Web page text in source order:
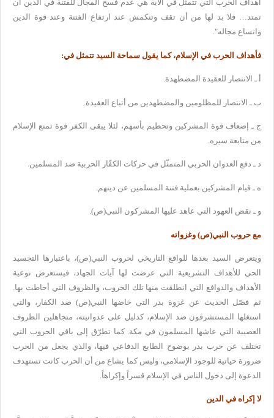
أهداف الحرب التي تتمثّل في الآية هي عدم فسح المجال للفتنة في الدين أن
تمتد… فلا بد لها من أن تقف وتنكمش عند ارتفاع الفتنة وعند قوة الدين
واتساع مجاله".
فأهداف الحرب في الإسلام، كما يقول سماحة السيد تتمثل في:
أ ـ الانتصار للعقيدة المضطهدة.
ب ـ الانتصار للمظلومين والمضطهدين من أتباع العقيدة
ج ـ إضعاف قوة المشركين وتحطيم بأسهم، لئلا يبقى الكفر قوة تمنع الإسلام
من متابعة سيره.
د ـ دفع العدوان الحربي المتمثّل في حركات الكفّار الحربية ضد المسلمين.
ه ـ قيام المشركين بعملية فتنة المسلمين عن دينهم
و ـ نقض العهود التي عاهد عليها المشركون النبي(ص).
مع حروب النبي(ص) وغزواته
ويتعرض
السيد بعدها للواقع التاريخي لحروب النبي(ص)، باعتبارها التجسيد
الحي
للأهداف التشريعية التي عرضت لها آيات الجهاد، فيستعرض نوعية
الأهداف والدوافع التي انطلقت منها تلك الحروب، والظروف التي أحاطت بها.
ثم فصّل
الحديث عن غزوة بدر التي خاضها النبي(ص) ضد الكفار، والتي
استغلها
المستشرقون ضد الإسلام، كدليل على عدوانيته، متجاهلين الظروف
العصيبة التي عاشها المسلمون في مكة. كما تطرّق إلى باقي الحروب التي
تختلف عن حرب بدر
بوضوح الطابع الدفاعي فيها، والذي يجعل من الحرب
ضرورة حياتية للوجود
الإسلامي، وليس كما يشاع من أن الحرب كانت تستهدف
الدعوة إلى دخول الناس في الإسلام قسراً وإكراهاً
لا إكراه في الدين